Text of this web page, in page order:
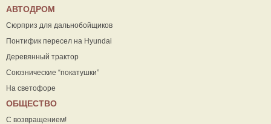
АВТОДРОМ
Сюрприз для дальнобойщиков
Понтифик пересел на Hyundai
Деревянный трактор
Союзнические “покатушки”
На светофоре
ОБЩЕСТВО
С возвращением!